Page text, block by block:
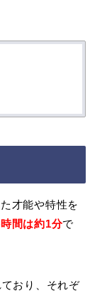
才能や特性を
間は約1分で
おり、それぞ